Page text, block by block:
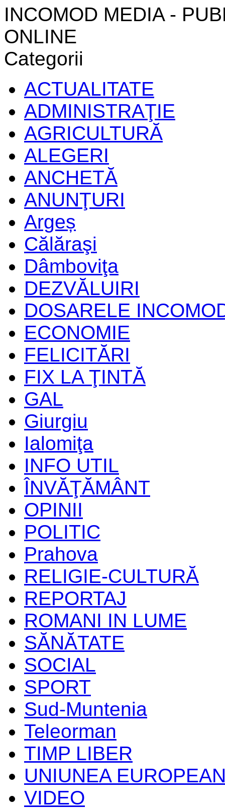
INCOMOD MEDIA -
ONLINE
Categorii
ACTUALITATE
ADMINISTRAŢIE
AGRICULTURĂ
ALEGERI
ANCHETĂ
ANUNŢURI
Argeș
Călăraşi
Dâmboviţa
DEZVĂLUIRI
DOSARELE
ECONOMIE
FELICITĂRI
FIX LA ŢINTĂ
GAL
Giurgiu
Ialomiţa
INFO UTIL
ÎNVĂŢĂMÂNT
OPINII
POLITIC
Prahova
RELIGIE-CULTURĂ
REPORTAJ
ROMANI IN LUME
SĂNĂTATE
SOCIAL
SPORT
Sud-Muntenia
Teleorman
TIMP LIBER
UNIUNEA
VIDEO